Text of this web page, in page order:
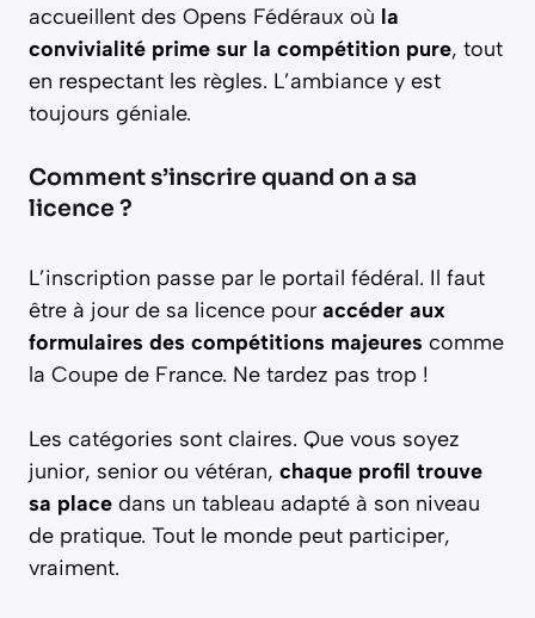
accueillent des Opens Fédéraux où la
convivialité prime sur la compétition pure, tout
en respectant les règles. L’ambiance y est
toujours géniale.
Comment s’inscrire quand on a sa
licence ?
L’inscription passe par le portail fédéral. Il faut
être à jour de sa licence pour accéder aux
formulaires des compétitions majeures comme
la Coupe de France. Ne tardez pas trop !
Les catégories sont claires. Que vous soyez
junior, senior ou vétéran, chaque profil trouve
sa place dans un tableau adapté à son niveau
de pratique. Tout le monde peut participer,
vraiment.